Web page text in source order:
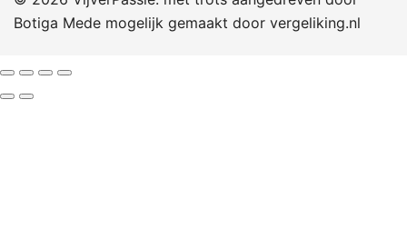
Botiga Mede mogelijk gemaakt door vergeliking.nl